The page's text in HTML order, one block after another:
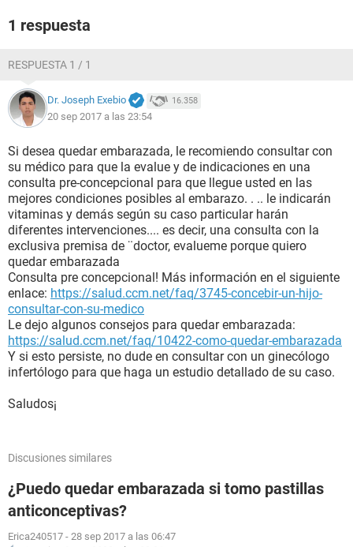
1 respuesta
RESPUESTA 1 / 1
Dr. Joseph Exebio 16.358
20 sep 2017 a las 23:54
Si desea quedar embarazada, le recomiendo consultar con
su médico para que la evalue y de indicaciones en una
consulta pre-concepcional para que llegue usted en las
mejores condiciones posibles al embarazo. . .. le indicarán
vitaminas y demás según su caso particular harán
diferentes intervenciones.... es decir, una consulta con la
exclusiva premisa de ¨doctor, evalueme porque quiero
quedar embarazada
Consulta pre concepcional! Más información en el siguiente
enlace: https://salud.ccm.net/faq/3745-concebir-un-hijo-
consultar-con-su-medico
Le dejo algunos consejos para quedar embarazada:
https://salud.ccm.net/faq/10422-como-quedar-embarazada
Y si esto persiste, no dude en consultar con un ginecólogo
infertólogo para que haga un estudio detallado de su caso.
Saludos¡
Discusiones similares
¿Puedo quedar embarazada si tomo pastillas
anticonceptivas?
Erica240517 - 28 sep 2017 a las 06:47